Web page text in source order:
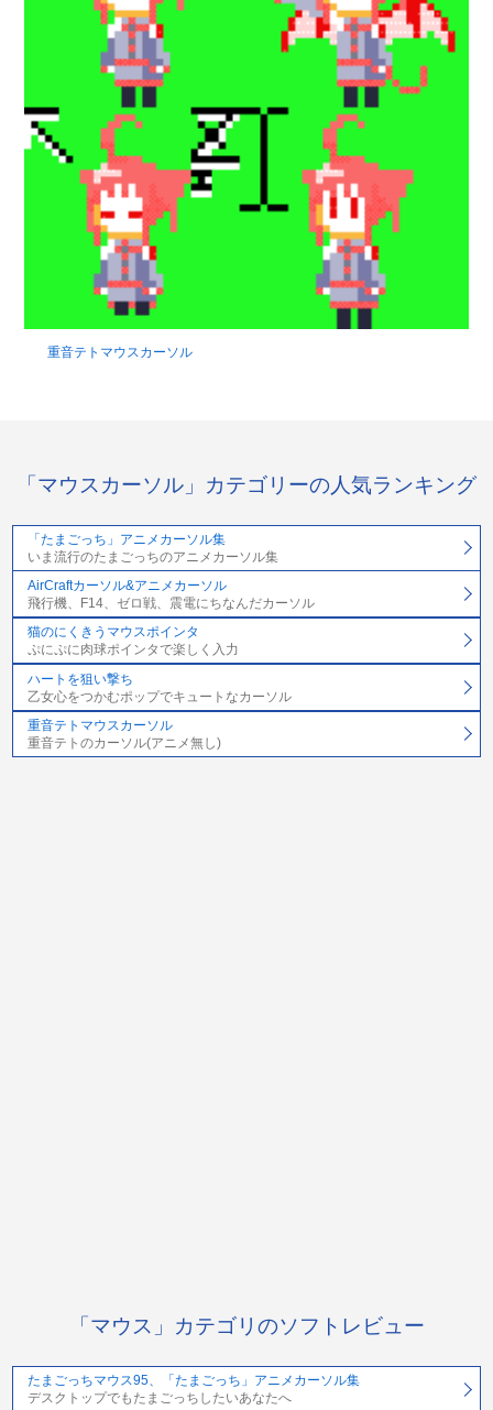
重音テトマウスカーソル
「マウスカーソル」カテゴリーの人気ランキング
「たまごっち」アニメカーソル集
いま流行のたまごっちのアニメカーソル集
AirCraftカーソル&アニメカーソル
飛行機、F14、ゼロ戦、震電にちなんだカーソル
猫のにくきうマウスポインタ
ぷにぷに肉球ポインタで楽しく入力
ハートを狙い撃ち
乙女心をつかむポップでキュートなカーソル
重音テトマウスカーソル
重音テトのカーソル(アニメ無し)
「マウス」カテゴリのソフトレビュー
たまごっちマウス95、「たまごっち」アニメカーソル集
デスクトップでもたまごっちしたいあなたへ